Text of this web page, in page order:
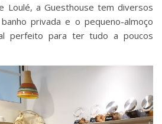
Loulé, a Guesthouse tem diversos
privada e o pequeno-almoço
perfeito para ter tudo a poucos